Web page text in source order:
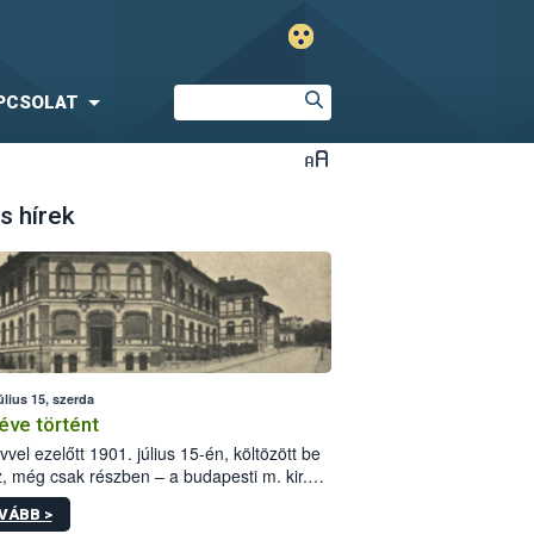
hírek
15, szerda
történt
ezelőtt 1901. július 15-én, költözött be
még csak részben – a budapesti m. kir.
állomás a Kis Rókus utca
alatti, Czigler Győző által tervezett új
>